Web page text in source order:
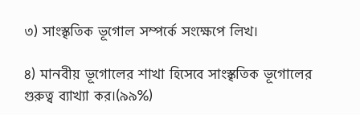
৩) সাংস্কৃতিক ভূগােল সম্পর্কে সংক্ষেপে লিখ।
৪) মানবীয় ভূগােলের শাখা হিসেবে সাংস্কৃতিক ভূগােলের
গুরুত্ব ব্যাখ্যা কর।(৯৯%)